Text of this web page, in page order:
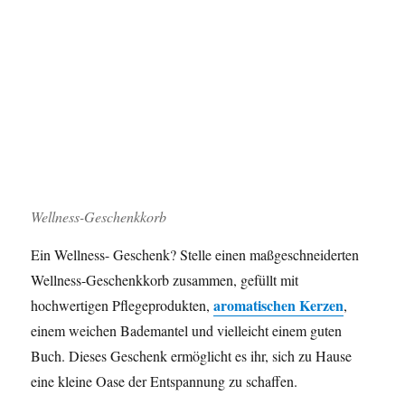
Wellness-Geschenkkorb
Ein Wellness- Geschenk? Stelle einen maßgeschneiderten
Wellness-Geschenkkorb zusammen, gefüllt mit
hochwertigen Pflegeprodukten,aromatischen Kerzen,
einem weichen Bademantel und vielleicht einem guten
Buch. Dieses Geschenk ermöglicht es ihr, sich zu Hause
eine kleine Oase der Entspannung zu schaffen.